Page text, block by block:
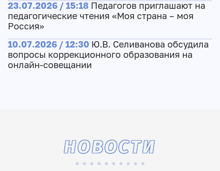
23.07.2026 / 15:18 Педагогов приглашают на
педагогические чтения «Моя страна – моя
Россия»
10.07.2026 / 12:30 Ю.В. Селиванова обсудила
вопросы коррекционного образования на
онлайн-совещании
НОВОСТИ